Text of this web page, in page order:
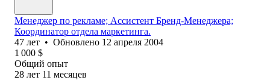
Менеджер по рекламе; Ассистент Бренд-Менеджера;
Координатор отдела маркетинга.
47 лет • Обновлено 12 апреля 2004
1 000 $
Общий опыт
28 лет 11 месяцев